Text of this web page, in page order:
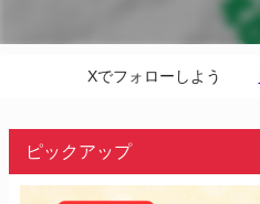
Xでフォローしよう
ピックアップ